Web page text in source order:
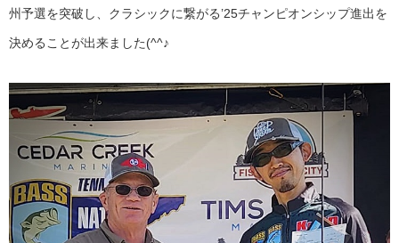
州予選を突破し、クラシックに繋がる’25チャンピオンシップ進出を
決めることが出来ました(^^♪